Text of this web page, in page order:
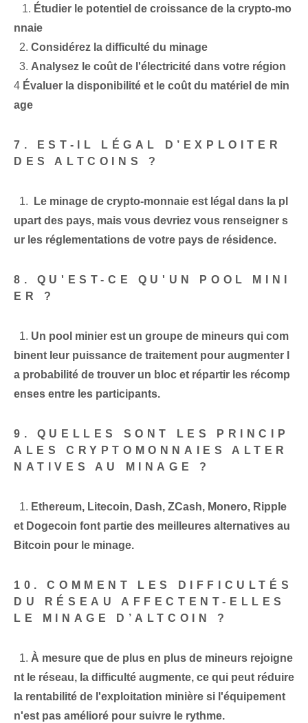
⁣ ​ ⁣ 1. Étudier le potentiel de croissance de la crypto-mo
nnaie
⁢ ⁤ 2. Considérez la difficulté du minage
‌‌ ⁣ ⁤3. Analysez le coût de l'électricité dans votre région
4 Évaluer la disponibilité et le coût du matériel de min
age
7. EST-IL LÉGAL D’EXPLOITER
DES ALTCOINS ?
‍ ⁢ 1. ‌
Le minage de crypto-monnaie est légal dans la pl
upart des pays, mais vous devriez vous renseigner s
ur les réglementations de votre pays de résidence.
8. QU'EST-CE QU'UN POOL MINI
ER ?
⁤ ‌⁤ 1. Un pool minier est un groupe de mineurs qui com
binent leur puissance de traitement pour augmenter l
a probabilité de trouver un bloc et répartir les récomp
enses entre les participants.
9. QUELLES SONT LES PRINCIP
ALES CRYPTOMONNAIES ALTER
NATIVES AU MINAGE ?
⁣ ‍ 1. Ethereum, Litecoin, Dash, ZCash, Monero, Ripple
et Dogecoin font partie des meilleures alternatives au
Bitcoin pour le minage.
10. COMMENT LES DIFFICULTÉS
DU RÉSEAU AFFECTENT-ELLES
LE MINAGE D’ALTCOIN ?
⁤ ⁤ 1. À mesure que de plus en plus de mineurs rejoigne
nt le réseau, la difficulté augmente, ce qui peut réduire
la rentabilité de l'exploitation minière si l'équipement
n'est pas amélioré pour suivre le rythme.